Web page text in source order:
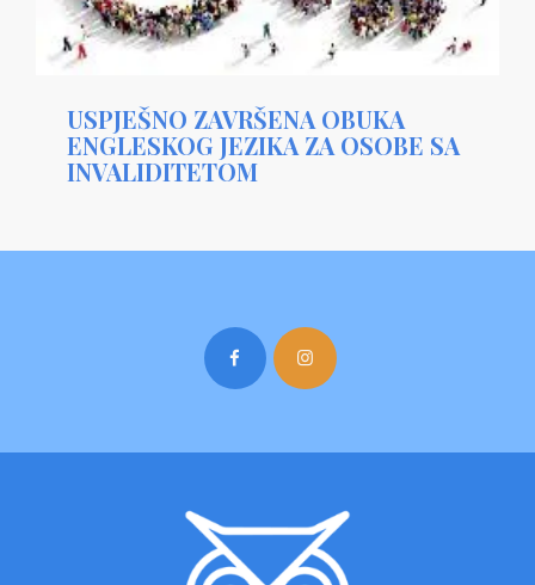
USPJEŠNO ZAVRŠENA OBUKA
ENGLESKOG JEZIKA ZA OSOBE SA
INVALIDITETOM